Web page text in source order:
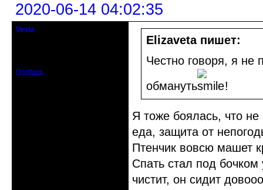
2020-06-14 04:02:35
Vesta
Профиль
Elizaveta пишет:
Честно говоря, я не
обмануть
!
Я тоже боялась, что
еда, защита от
Птенчик вовсю машет
Спать стал под
чистит, он сидит